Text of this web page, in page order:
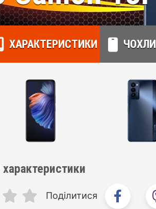
ХАРАКТЕРИСТИКИ ЧОХЛИ
характеристики
Поділитися